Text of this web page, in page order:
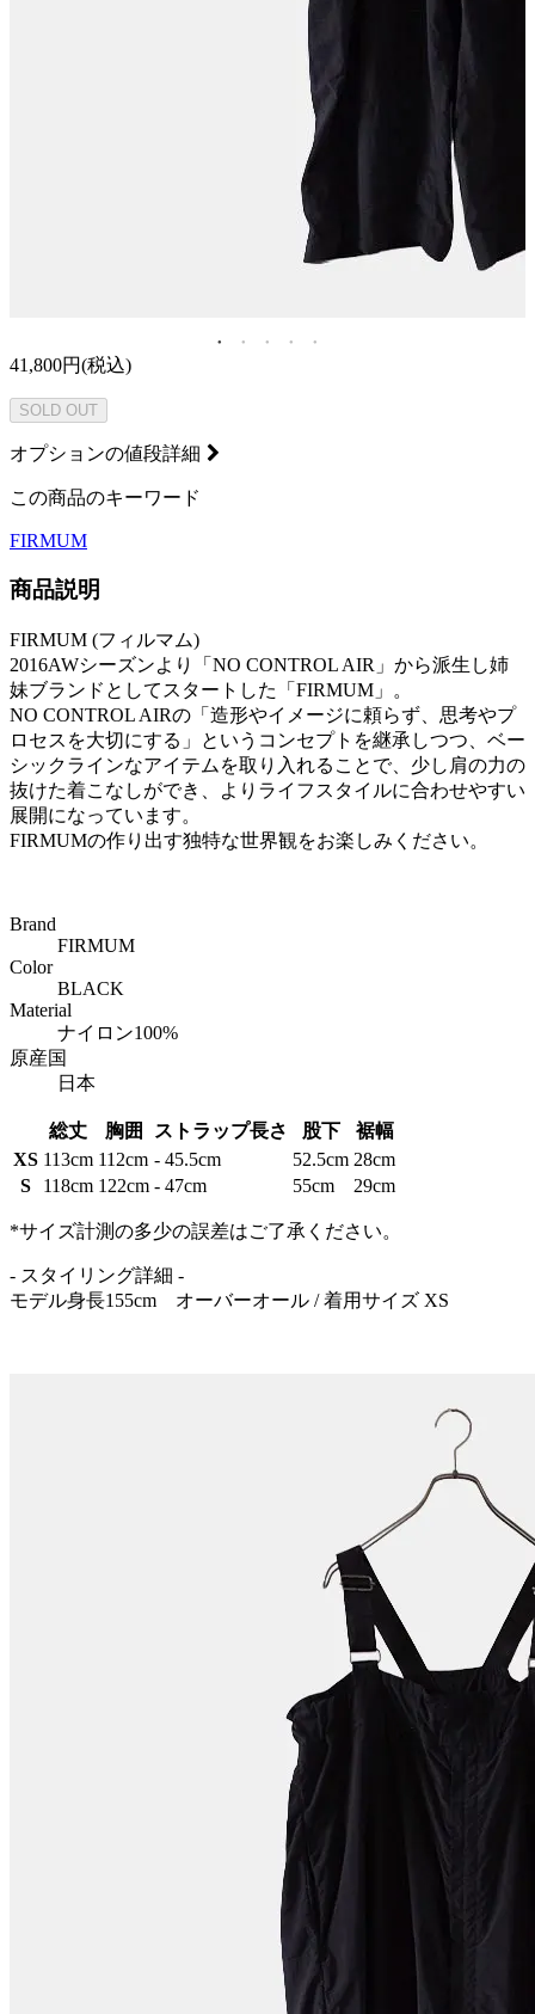
41,800円(税込)
SOLD OUT
オプションの値段詳細
この商品のキーワード
FIRMUM
商品説明
FIRMUM (フィルマム)
2016AWシーズンより「NO CONTROL AIR」から派生し姉
妹ブランドとしてスタートした「FIRMUM」。
NO CONTROL AIRの「造形やイメージに頼らず、思考やプ
ロセスを大切にする」というコンセプトを継承しつつ、ベー
シックラインなアイテムを取り入れることで、少し肩の力の
抜けた着こなしができ、よりライフスタイルに合わせやすい
展開になっています。
FIRMUMの作り出す独特な世界観をお楽しみください。
Brand
FIRMUM
Color
BLACK
Material
ナイロン100%
原産国
日本
総丈 胸囲 ストラップ長さ 股下
裾幅
XS 113cm 112cm - 45.5cm 52.5cm 28cm
S
118cm 122cm - 47cm 55cm 29cm
*サイズ計測の多少の誤差はご了承ください。
- スタイリング詳細 -
モデル身長155cm オーバーオール / 着用サイズ XS